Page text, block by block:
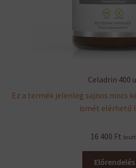
Celadrin 400
Ez a termék jelenleg sajnos nincs
ismét elérhető
16 400 Ft
Előrendelés